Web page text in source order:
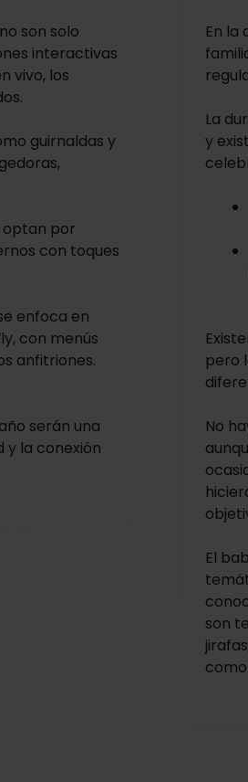
son solo
interactivas
vivo, los
guirnaldas y
optan por
con toques
enfoca en
con menús
anfitriones.
serán una
y la conexión
En la
La
y
pero
No
El
son